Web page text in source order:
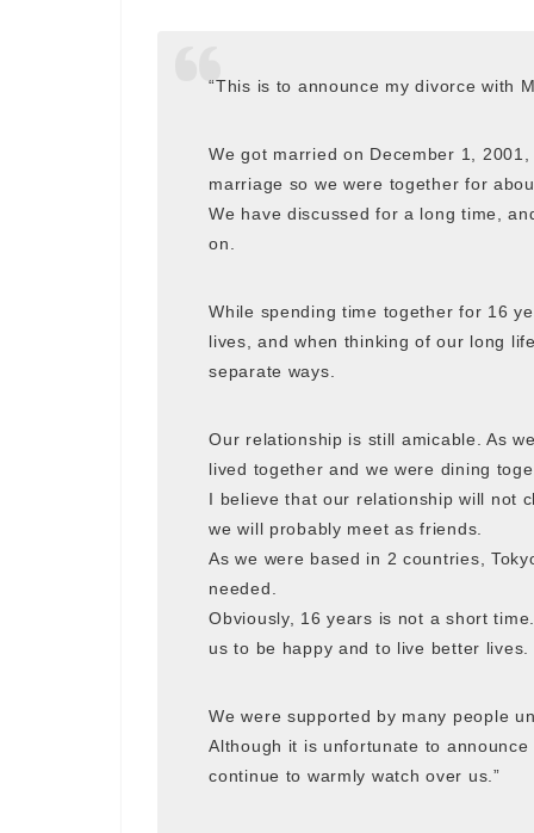
“This is to announce my divorce with
We got married on December 1,
marriage so we were together for
We have discussed for a long time,
on.
While spending time together for 16
lives, and when thinking of our long
separate ways.
Our relationship is still amicable. As
lived together and we were dining
I believe that our relationship will not
we will probably meet as friends.
As we were based in 2 countries,
needed.
Obviously, 16 years is not a short
us to be happy and to live better lives.
We were supported by many people
Although it is unfortunate to
continue to warmly watch over us.”